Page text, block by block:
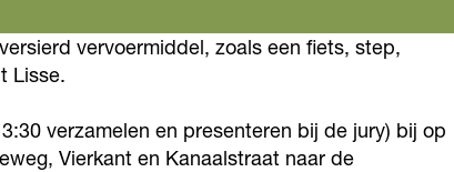
vervoermiddel, zoals een fiets, step,
Lisse.
verzamelen en presenteren bij de jury) bij op
Vierkant en Kanaalstraat naar de